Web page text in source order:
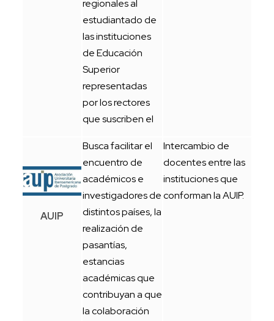
regionales al
estudiantado de
las instituciones
de Educación
Superior
representadas
por los rectores
que suscriben el
AUIP
Busca facilitar el
encuentro de
académicos e
investigadores de
distintos países, la
realización de
pasantías,
estancias
académicas que
contribuyan a que
la colaboración
Intercambio de
docentes entre las
instituciones que
conforman la AUIP.